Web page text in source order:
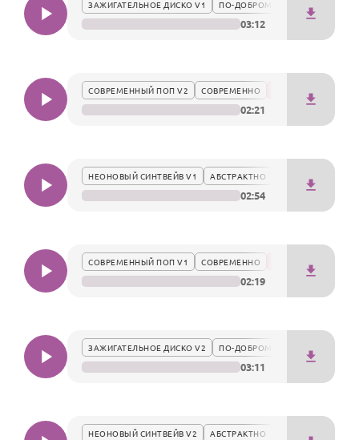
По годамЗАЖИГАТЕЛЬНОЕ ДИСКО V1 ПО-ДОБРОМУ
03:12
СОВРЕМЕННЫЙ ПОП V2 СОВРЕМЕННО
02:21
НЕОНОВЫЙ СИНТВЕЙВ V1 АБСТРАКТНО
02:54
СОВРЕМЕННЫЙ ПОП V1 СОВРЕМЕННО
02:19
ЗАЖИГАТЕЛЬНОЕ ДИСКО V2 ПО-ДОБРОМУ
03:11
НЕОНОВЫЙ СИНТВЕЙВ V2 АБСТРАКТНО